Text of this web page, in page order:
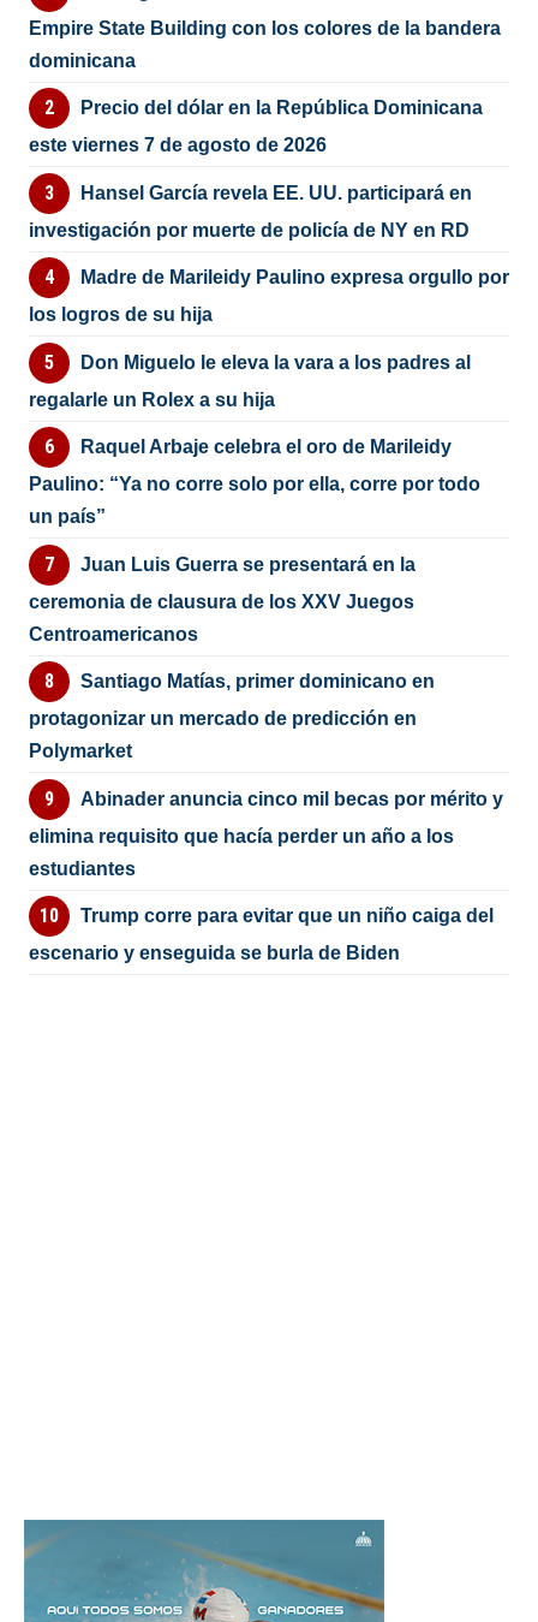
Empire State Building con los colores de la bandera
dominicana
Precio del dólar en la República Dominicana
este viernes 7 de agosto de 2026
Hansel García revela EE. UU. participará en
investigación por muerte de policía de NY en RD
Madre de Marileidy Paulino expresa orgullo por
los logros de su hija
Don Miguelo le eleva la vara a los padres al
regalarle un Rolex a su hija
Raquel Arbaje celebra el oro de Marileidy
Paulino: “Ya no corre solo por ella, corre por todo
un país”
Juan Luis Guerra se presentará en la
ceremonia de clausura de los XXV Juegos
Centroamericanos
Santiago Matías, primer dominicano en
protagonizar un mercado de predicción en
Polymarket
Abinader anuncia cinco mil becas por mérito y
elimina requisito que hacía perder un año a los
estudiantes
Trump corre para evitar que un niño caiga del
escenario y enseguida se burla de Biden